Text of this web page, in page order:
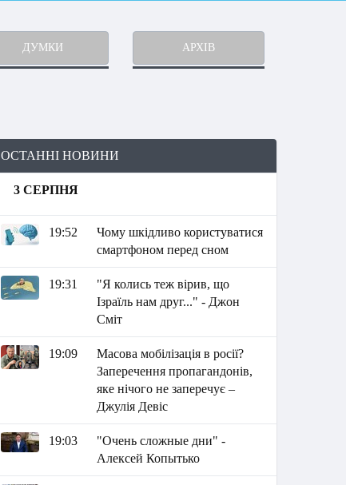
ДУМКИ АРХІВ
ОСТАННІ НОВИНИ
3 СЕРПНЯ
19:52
Чому шкідливо користуватися
смартфоном перед сном
19:31
"Я колись теж вірив, що
Ізраїль нам друг..." - Джон
Сміт
19:09
Масова мобілізація в росії?
Заперечення пропагандонів,
яке нічого не заперечує –
Джулія Девіс
19:03
"Очень сложные дни" -
Алексей Копытько